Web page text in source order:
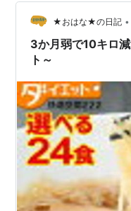
★おはな★の日記 •
3か月弱で10キロ
ト～